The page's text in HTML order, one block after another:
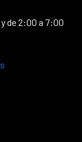
de 2:00 a 7:00